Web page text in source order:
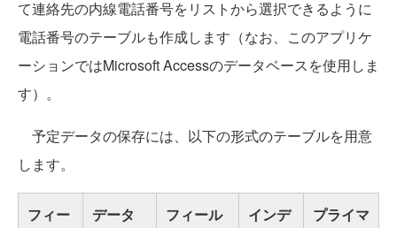
て連絡先の内線電話番号をリストから選択できるように
電話番号のテーブルも作成します（なお、このアプリケ
ーションではMicrosoft Accessのデータベースを使用しま
す）。
予定データの保存には、以下の形式のテーブルを用意
します。
フィー
データ
フィール
インデ
プライマ